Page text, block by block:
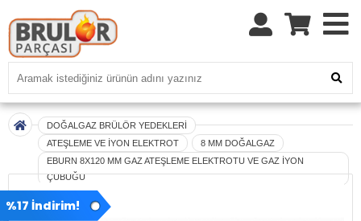
DOĞALGAZ BRÜLÖR YEDEKLERİ
ATEŞLEME VE İYON ELEKTROT
8 MM DOĞALGAZ
EBURN 8X120 MM GAZ ATEŞLEME ELEKTROTU VE GAZ İYON
ÇUBUĞU
%17 İndirim!